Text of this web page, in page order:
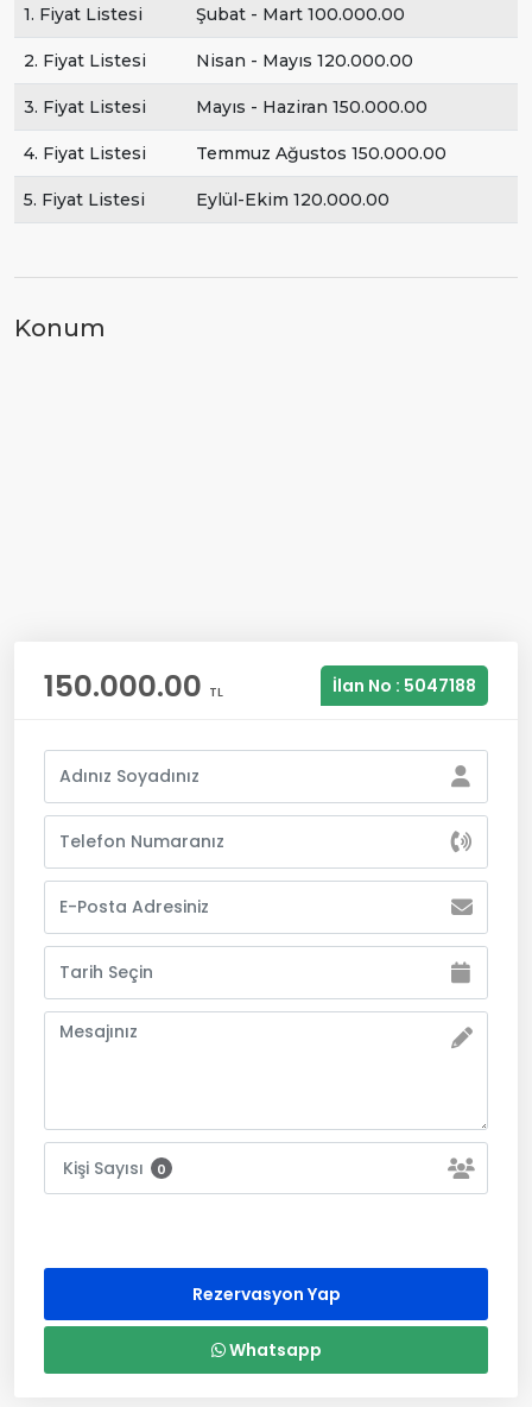
1. Fiyat Listesi Şubat - Mart 100.000.00
2. Fiyat Listesi Nisan - Mayıs 120.000.00
3. Fiyat Listesi Mayıs - Haziran 150.000.00
4. Fiyat Listesi Temmuz Ağustos 150.000.00
5. Fiyat Listesi Eylül-Ekim 120.000.00
Konum
150.000.00 TL İlan No : 5047188
Kişi Sayısı 0
Rezervasyon Yap
Whatsapp